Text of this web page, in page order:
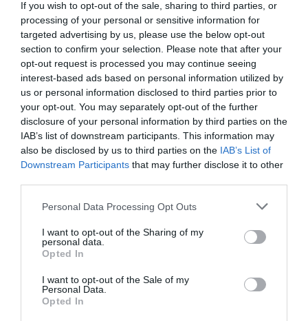
If you wish to opt-out of the sale, sharing to third parties, or
processing of your personal or sensitive information for
targeted advertising by us, please use the below opt-out
section to confirm your selection. Please note that after your
opt-out request is processed you may continue seeing
interest-based ads based on personal information utilized by
us or personal information disclosed to third parties prior to
your opt-out. You may separately opt-out of the further
disclosure of your personal information by third parties on the
IAB’s list of downstream participants. This information may
also be disclosed by us to third parties on the IAB’s List of
Downstream Participants that may further disclose it to other
Please note that this website/app uses one or more Google
not limited to your visit or usage behaviour. You may click to
grant or deny consent to Google and its third-party tags to
use your data for below specified purposes in below Google
consent section.
Personal Data Processing Opt Outs
I want to opt-out of the Sharing of my
personal data.
Opted In
I want to opt-out of the Sale of my
Personal Data.
Opted In
Szerintem ebben az
évtizedben lesz, igen.
Emberek a Holdon,
hamarabb
– mondta Shotwell.
Bár a SpaceX még nem juttatott embereket a
Holdra, a Nemzetközi Űrállomásra már félig-meddig
sikeres turistautakat bonyolítottak le, így a fejlődés
Ami egy kicsit furcsa a Shotwell által becsült
a NASA az Artemis misszió kapcsán tervezett, amely
a Holdtól a Marsig tartó megközelítést alkalmazza. A